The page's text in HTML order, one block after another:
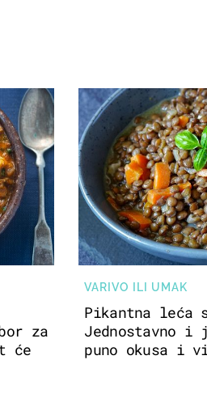
za
će
VARIVO ILI UMAK
Pikantna leća
Jednostavno
puno okusa i